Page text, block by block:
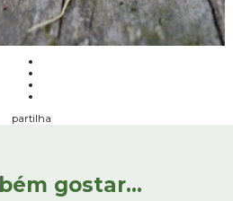
partilha
gostar...